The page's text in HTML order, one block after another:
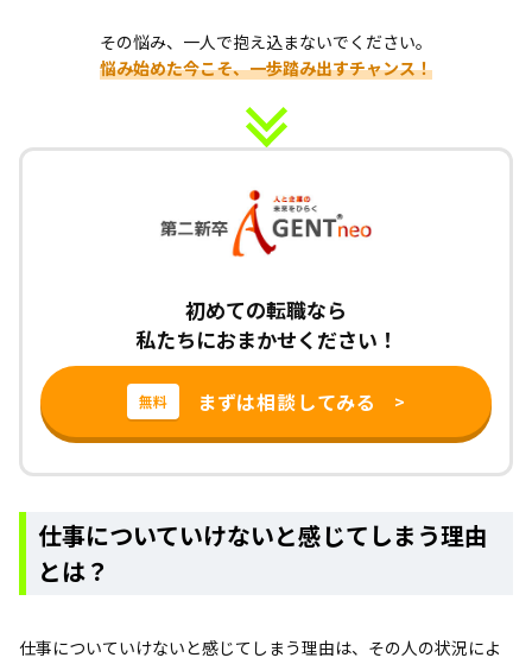
その悩み、一人で抱え込まないでください。
悩み始めた今こそ、一歩踏み出すチャンス！
初めての転職なら
私たちにおまかせください！
無料 まずは相談してみる >
仕事についていけないと感じてしまう理由
とは？
仕事についていけないと感じてしまう理由は、その人の状況によ